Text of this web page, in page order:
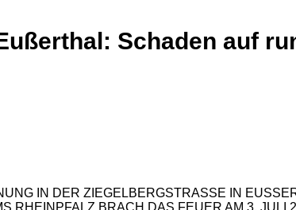
Schaden auf
IN DER ZIEGELBERGSTRASSE IN